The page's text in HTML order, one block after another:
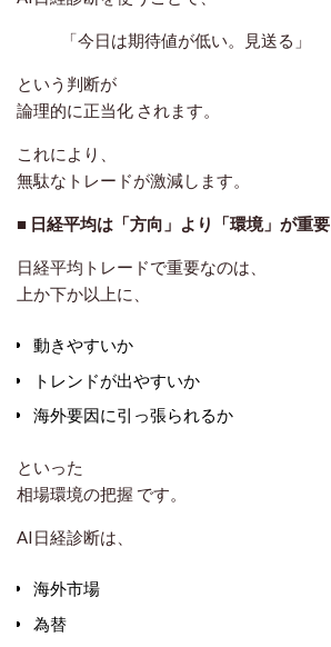
「今日は期待値が低い。見送る」
という判断が
論理的に正当化 されます。
これにより、
無駄なトレードが激減します。
■ 日経平均は「方向」より「環境」が重要
日経平均トレードで重要なのは、
上か下か以上に、
動きやすいか
トレンドが出やすいか
海外要因に引っ張られるか
といった
相場環境の把握 です。
AI日経診断は、
海外市場
為替